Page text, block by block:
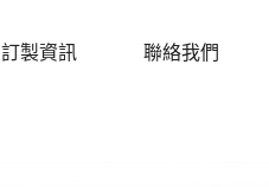
訂製資訊 聯絡我們